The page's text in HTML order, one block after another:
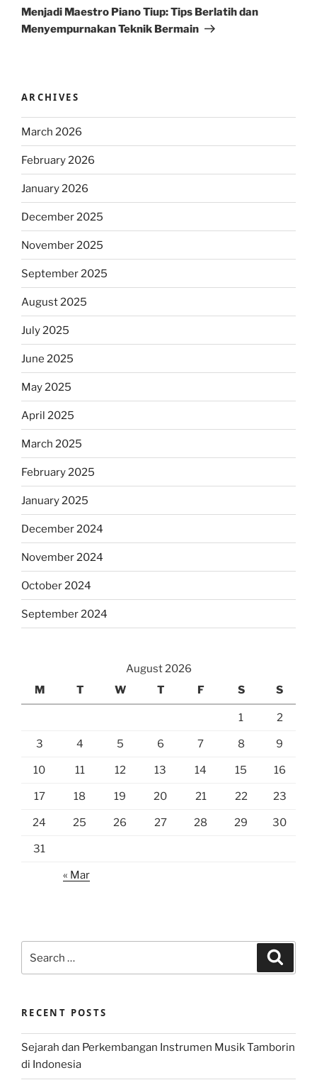
Post
Menjadi Maestro Piano Tiup: Tips Berlatih dan
Menyempurnakan Teknik Bermain
ARCHIVES
March 2026
February 2026
January 2026
December 2025
November 2025
September 2025
August 2025
July 2025
June 2025
May 2025
April 2025
March 2025
February 2025
January 2025
December 2024
November 2024
October 2024
September 2024
August 2026
M
T W T F S S
1 2
3 4 5 6 7 8 9
10 11 12 13 14 15 16
17 18 19 20 21 22 23
24 25 26 27 28 29 30
31
« Mar
for:
RECENT POSTS
Sejarah dan Perkembangan Instrumen Musik Tamborin
di Indonesia